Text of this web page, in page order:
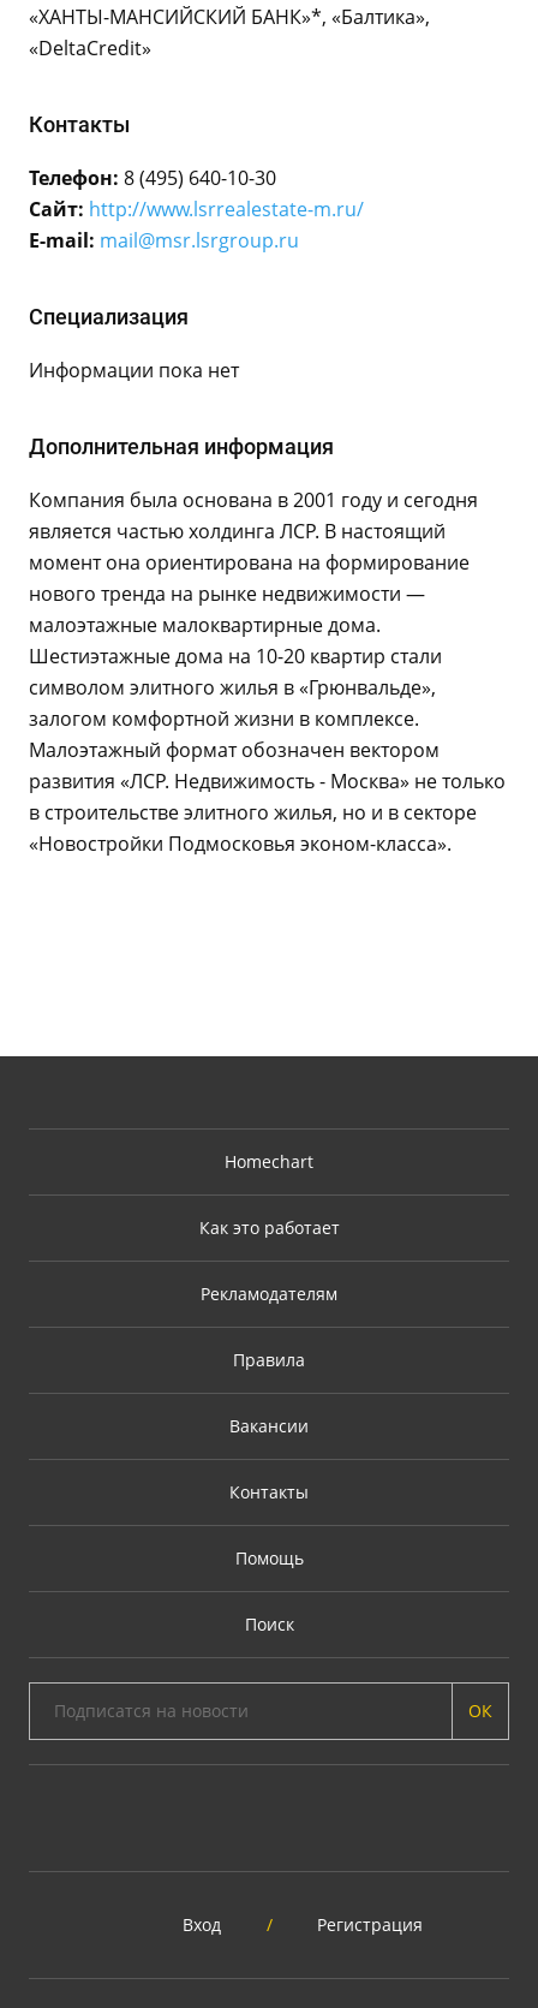
«ХАНТЫ-МАНСИЙСКИЙ БАНК»*, «Балтика»,
«DeltaCredit»
Контакты
Телефон: 8 (495) 640-10-30
Сайт: http://www.lsrrealestate-m.ru/
E-mail: mail@msr.lsrgroup.ru
Специализация
Информации пока нет
Дополнительная информация
Компания была основана в 2001 году и сегодня
является частью холдинга ЛСР. В настоящий
момент она ориентирована на формирование
нового тренда на рынке недвижимости —
малоэтажные малоквартирные дома.
Шестиэтажные дома на 10-20 квартир стали
символом элитного жилья в «Грюнвальде»,
залогом комфортной жизни в комплексе.
Малоэтажный формат обозначен вектором
развития «ЛСР. Недвижимость - Москва» не только
в строительстве элитного жилья, но и в секторе
«Новостройки Подмосковья эконом-класса».
Homechart
Как это работает
Рекламодателям
Правила
Вакансии
Контакты
Помощь
Поиск
ОК
Вход / Регистрация